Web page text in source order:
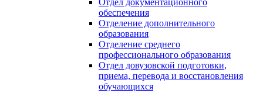
Отдел документационного
обеспечения
Отделение дополнительного
образования
Отделение среднего
профессионального образования
Отдел довузовской подготовки,
приема, перевода и восстановления
обучающихся